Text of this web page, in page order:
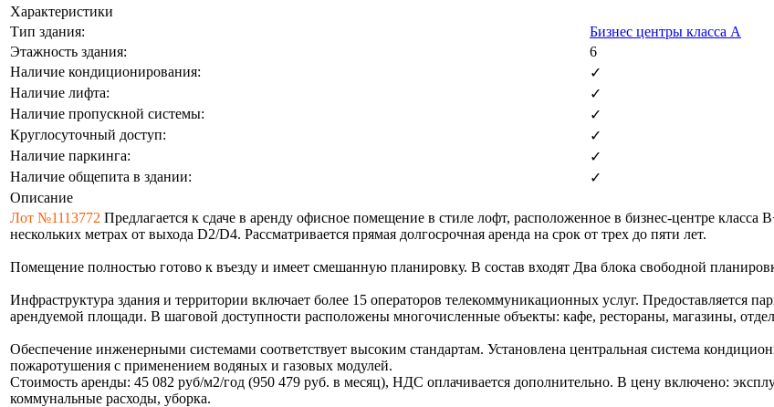
Характеристики
Тип здания:
Бизнес центры класса А
Этажность здания:
6
Наличие кондиционирования:
✓
Наличие лифта:
✓
Наличие пропускной системы:
✓
Круглосуточный доступ:
✓
Наличие паркинга:
✓
Наличие общепита в здании:
✓
Описание
Лот №1113772 Предлагается к сдаче в аренду офисное помещение в стиле лофт, расположенное в бизнес-центре класса
нескольких метрах от выхода D2/D4. Рассматривается прямая долгосрочная аренда на срок от трех до пяти лет.
Помещение полностью готово к въезду и имеет смешанную планировку. В состав входят Два блока свободной
Инфраструктура здания и территории включает более 15 операторов телекоммуникационных услуг. Предоставляется
арендуемой площади. В шаговой доступности расположены многочисленные объекты: кафе, рестораны, магазины,
Обеспечение инженерными системами соответствует высоким стандартам. Установлена центральная система
пожаротушения с применением водяных и газовых модулей.
Стоимость аренды: 45 082 руб/м2/год (950 479 руб. в месяц), НДС оплачивается дополнительно. В цену включено:
коммунальные расходы, уборка.